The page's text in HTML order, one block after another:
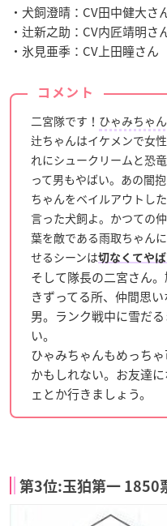
・犬飼澄晴：CV田中健大さ
・辻新之助：CV内匠靖明さ
・氷見亜季：CV上田瞳さん
コメント
二宮隊です！ ひゃみちゃ
辻ちゃんはイケメンで女
れにシュークリームと恐
って男もやばい。あの闇
ちゃんをベイルアウトし
言った犬飼よ。かつての
葉を敵である雨取ちゃん
せるシーンは切なくてや
そして隊長の二宮さん
きずってる所、仲間思
男。ランク戦中に雪だ
い。
ひゃみちゃんもめっち
かもしれない。お友達
ェとか行きましょう。
第3位:玉狛第一 1850